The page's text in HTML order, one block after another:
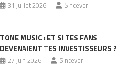
31 juillet 2026 Sincever
TONE MUSIC : ET SI TES FANS
DEVENAIENT TES INVESTISSEURS ?
27 juin 2026 Sincever